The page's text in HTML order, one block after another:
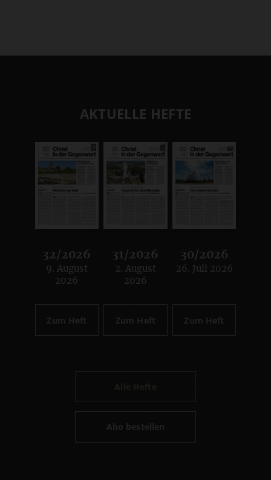
AKTUELLE HEFTE
32/2026
:
9. August
2026
Zum Heft
31/2026
:
2. August
2026
Zum Heft
30/2026
:
26. Juli 2026
Zum Heft
Abo bestellen